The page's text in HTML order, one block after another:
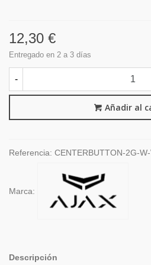
12,30 €
Entregado en 2 a 3 días
-
Añadir al
Referencia: CENTERBUTTON-2G-
Marca:
Descripción